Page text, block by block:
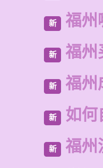
新 福州
新 福州
新 福州
新 如何
新 福州